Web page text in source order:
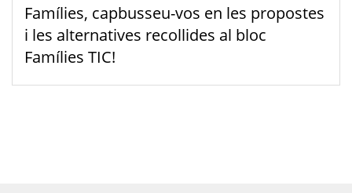
Famílies, capbusseu-vos en les propostes
i les alternatives recollides al bloc
Famílies TIC!